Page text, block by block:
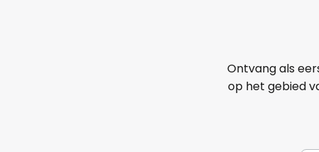
Ontvang als
op het gebied